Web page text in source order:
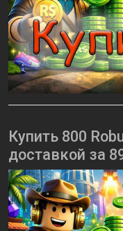
Купить 800
доставкой за